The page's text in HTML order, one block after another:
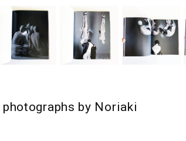
by Noriaki